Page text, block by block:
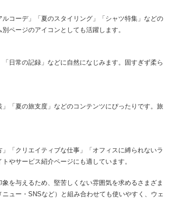
コーデ」「夏のスタイリング」「シャツ特集」などの
ページのアイコンとしても活躍します。
日常の記録」などに自然になじみます。固すぎず柔ら
「夏の旅支度」などのコンテンツにぴったりです。旅
「クリエイティブな仕事」「オフィスに縛られないラ
やサービス紹介ページにも適しています。
を与えるため、堅苦しくない雰囲気を求めるさまざま
ュー・SNSなど）と組み合わせても使いやすく、ウェ